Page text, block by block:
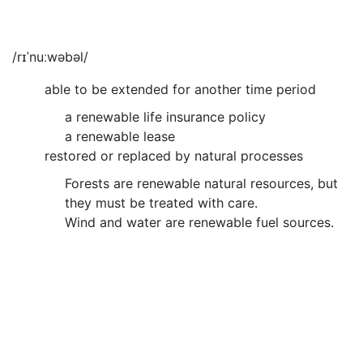
/rɪˈnuːwəbəl/
able to be extended for another time period
a renewable life insurance policy
a renewable lease
restored or replaced by natural processes
Forests are renewable natural resources, but
they must be treated with care.
Wind and water are renewable fuel sources.